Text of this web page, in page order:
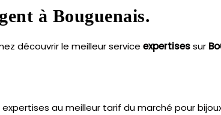
à Bouguenais.
découvrir le meilleur service expertisessur
au meilleur tarif du marché pour